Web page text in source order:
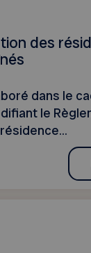
des
dans le
le